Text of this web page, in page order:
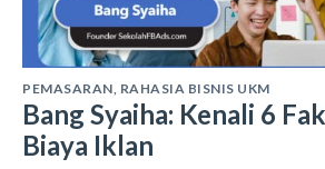
PEMASARAN, RAHASIA BISNIS UKM
Bang Syaiha: Kenali 6
Biaya Iklan